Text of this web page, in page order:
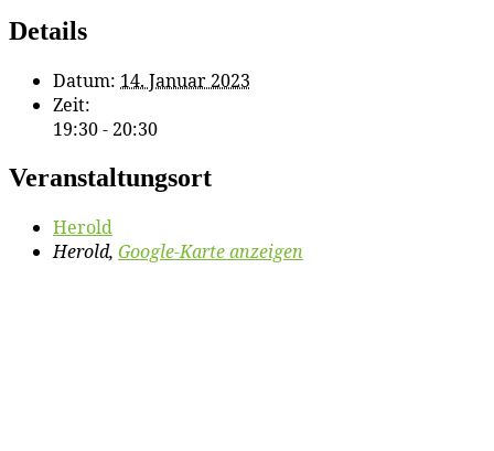
Details
Datum: 14. Januar 2023
Zeit:
19:30 - 20:30
Veranstaltungsort
He­rold
Herold, Google-Karte anzeigen